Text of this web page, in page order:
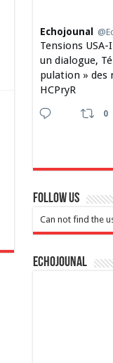
Echojounal
Tensions
un dialogue,
pulation » des
HCPryR
0
Follow Us
Can not find the
Echojounal